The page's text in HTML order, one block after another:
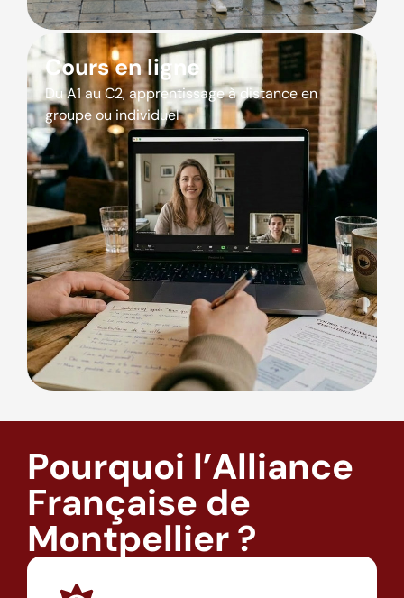
Cours en ligne
Du A1 au C2, apprentissage à distance en
groupe ou individuel
Pourquoi l’Alliance
Française de
Montpellier ?